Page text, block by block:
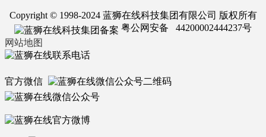
Copyright © 1998-2024 蓝狮在线科技集团有限公司 版权所有
粤公网安备 44200002444237号
网站地图
官方微信